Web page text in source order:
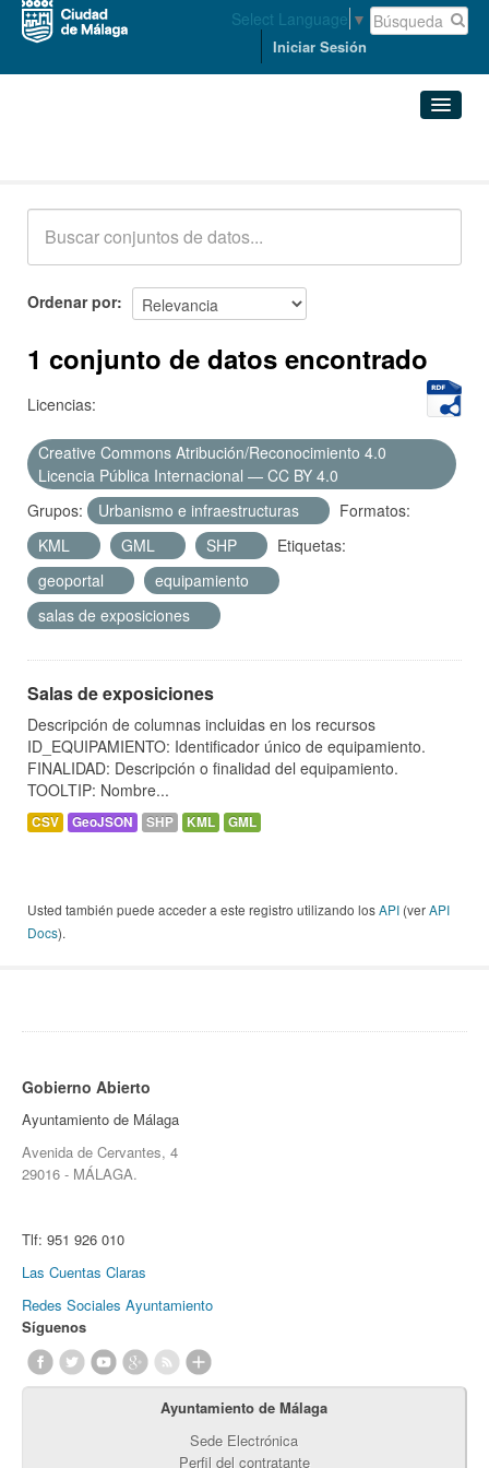
Select Language ▼
Iniciar Sesión
Acerca de
Ordenar por
1 conjunto de datos encontrado
Licencias:
Creative Commons Atribución/Reconocimiento 4.0
Licencia Pública Internacional — CC BY 4.0
Grupos:
Urbanismo e infraestructuras
Formatos:
KML
GML SHP
Etiquetas:
geoportal
equipamiento
salas de exposiciones
Salas de exposiciones
Descripción de columnas incluidas en los recursos
ID_EQUIPAMIENTO: Identificador único de equipamiento.
FINALIDAD: Descripción o finalidad del equipamiento.
TOOLTIP: Nombre...
CSV GeoJSON SHP KML GML
Usted también puede acceder a este registro utilizando losAPI (verAPI
Docs).
Gobierno Abierto
Ayuntamiento de Málaga
Avenida de Cervantes, 4
29016 - MÁLAGA.
Tlf: 951 926 010
Las Cuentas Claras
Redes Sociales Ayuntamiento
Síguenos
Ayuntamiento de Málaga
Sede Electrónica
Perfil del contratante